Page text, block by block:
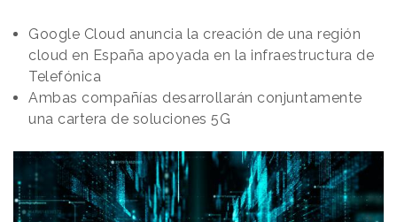
Google Cloud anuncia la creación de una región
cloud en España apoyada en la infraestructura de
Telefónica
Ambas compañías desarrollarán conjuntamente
una cartera de soluciones 5G